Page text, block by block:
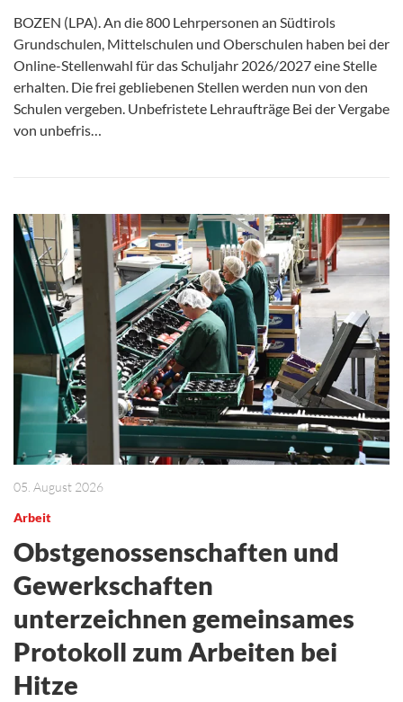
BOZEN (LPA). An die 800 Lehrpersonen an Südtirols
Grundschulen, Mittelschulen und Oberschulen haben bei der
Online-Stellenwahl für das Schuljahr 2026/2027 eine Stelle
erhalten. Die frei gebliebenen Stellen werden nun von den
Schulen vergeben. Unbefristete Lehraufträge Bei der Vergabe
von unbefris…
05. August 2026
Arbeit
Obstgenossenschaften und
Gewerkschaften
unterzeichnen gemeinsames
Protokoll zum Arbeiten bei
Hitze